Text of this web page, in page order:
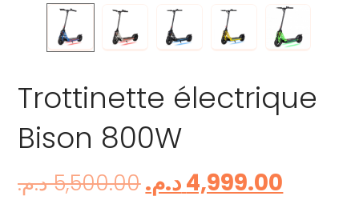
Trottinette électrique
Bison 800W
5,500.00د.م. 4,999.00د.م.